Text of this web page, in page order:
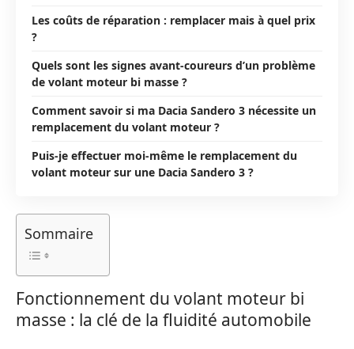
Les coûts de réparation : remplacer mais à quel prix
?
Quels sont les signes avant-coureurs d’un problème
de volant moteur bi masse ?
Comment savoir si ma Dacia Sandero 3 nécessite un
remplacement du volant moteur ?
Puis-je effectuer moi-même le remplacement du
volant moteur sur une Dacia Sandero 3 ?
Sommaire
Fonctionnement du volant moteur bi
masse : la clé de la fluidité automobile